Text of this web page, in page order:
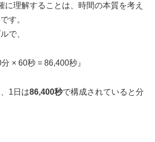
に理解することは、時間の本質を考え
す。
で、
分 × 60秒 = 86,400秒』
1日は86,400秒で構成されていると分